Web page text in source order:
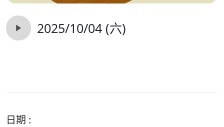
2025/10/04 (六)
日期 :